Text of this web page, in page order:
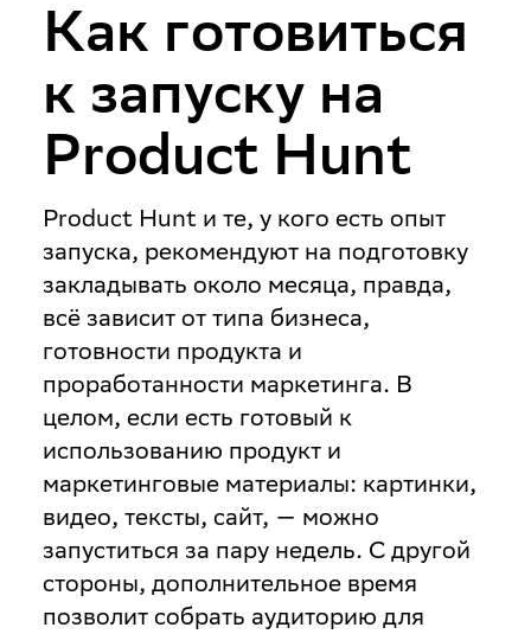
Как готовиться
к запуску на
Product Hunt
Product Hunt и те, у кого есть опыт
запуска, рекомендуют на подготовку
закладывать около месяца, правда,
всё зависит от типа бизнеса,
готовности продукта и
проработанности маркетинга. В
целом, если есть готовый к
использованию продукт и
маркетинговые материалы: картинки,
видео, тексты, сайт, — можно
запуститься за пару недель. С другой
стороны, дополнительное время
позволит собрать аудиторию для